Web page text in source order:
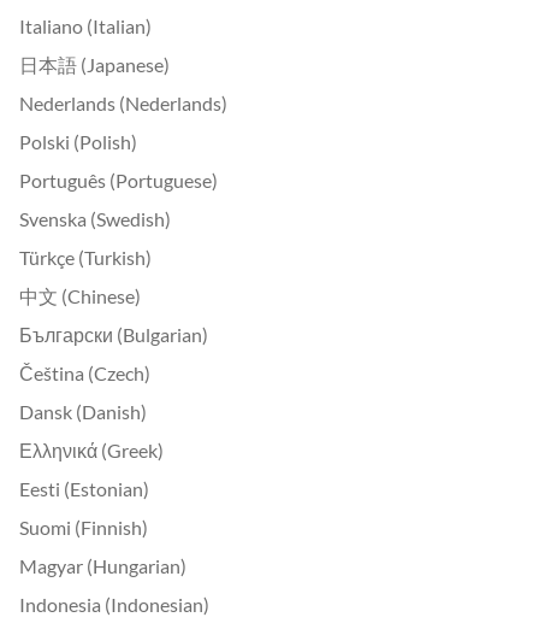
Italiano (Italian)
日本語 (Japanese)
Nederlands (Nederlands)
Polski (Polish)
Português (Portuguese)
Svenska (Swedish)
Türkçe (Turkish)
中文 (Chinese)
Български (Bulgarian)
Čeština (Czech)
Dansk (Danish)
Ελληνικά (Greek)
Eesti (Estonian)
Suomi (Finnish)
Magyar (Hungarian)
Indonesia (Indonesian)